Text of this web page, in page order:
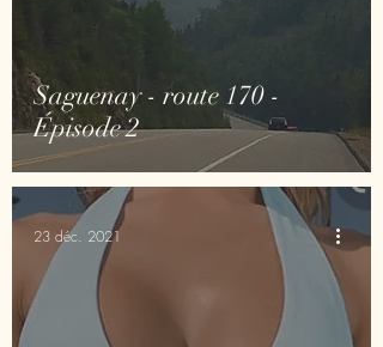
Saguenay - route 170 -
Épisode 2
23 déc. 2021